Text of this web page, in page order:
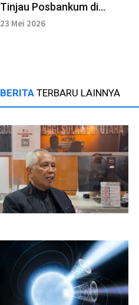
Tinjau Posbankum di
Kabupaten Kepulauan
23 Mei 2026
BERITA TERBARU LAINNYA